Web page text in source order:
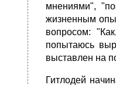
мнениями",
жизненным
вопросом:
попытаюсь
выставлен на
Гитлодей